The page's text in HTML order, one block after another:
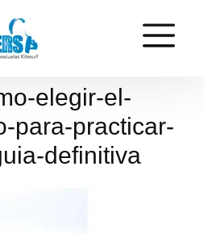
elegir-el-
para-practicar-
definitiva